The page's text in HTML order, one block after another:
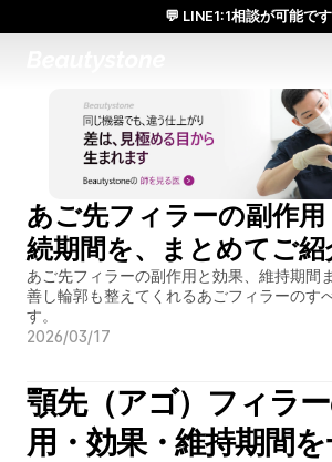
あご先フィラーの副作
続期間を、まとめてご紹
あご先フィラーの副作用と効果、維持期間
善し輪郭も整えてくれるあごフィラーのす
す。
2026/03/17
顎先（アゴ）フィラ
用・効果・維持期間
💬 LINE1:1相談が可能です
日本人通訳常駐／お得な体験価格／満